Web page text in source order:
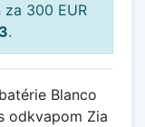
za 300 EUR
.
Blanco
odkvapom Zia